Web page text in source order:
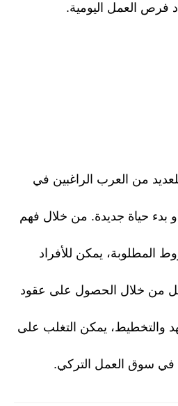
فرص العمل اليومية.
من العرب الراغبين في
بدء حياة جديدة. من خلال فهم
المطلوبة، يمكن للأفراد
من خلال الحصول على عقود
والتخطيط، يمكن التغلب على
في سوق العمل التركي.